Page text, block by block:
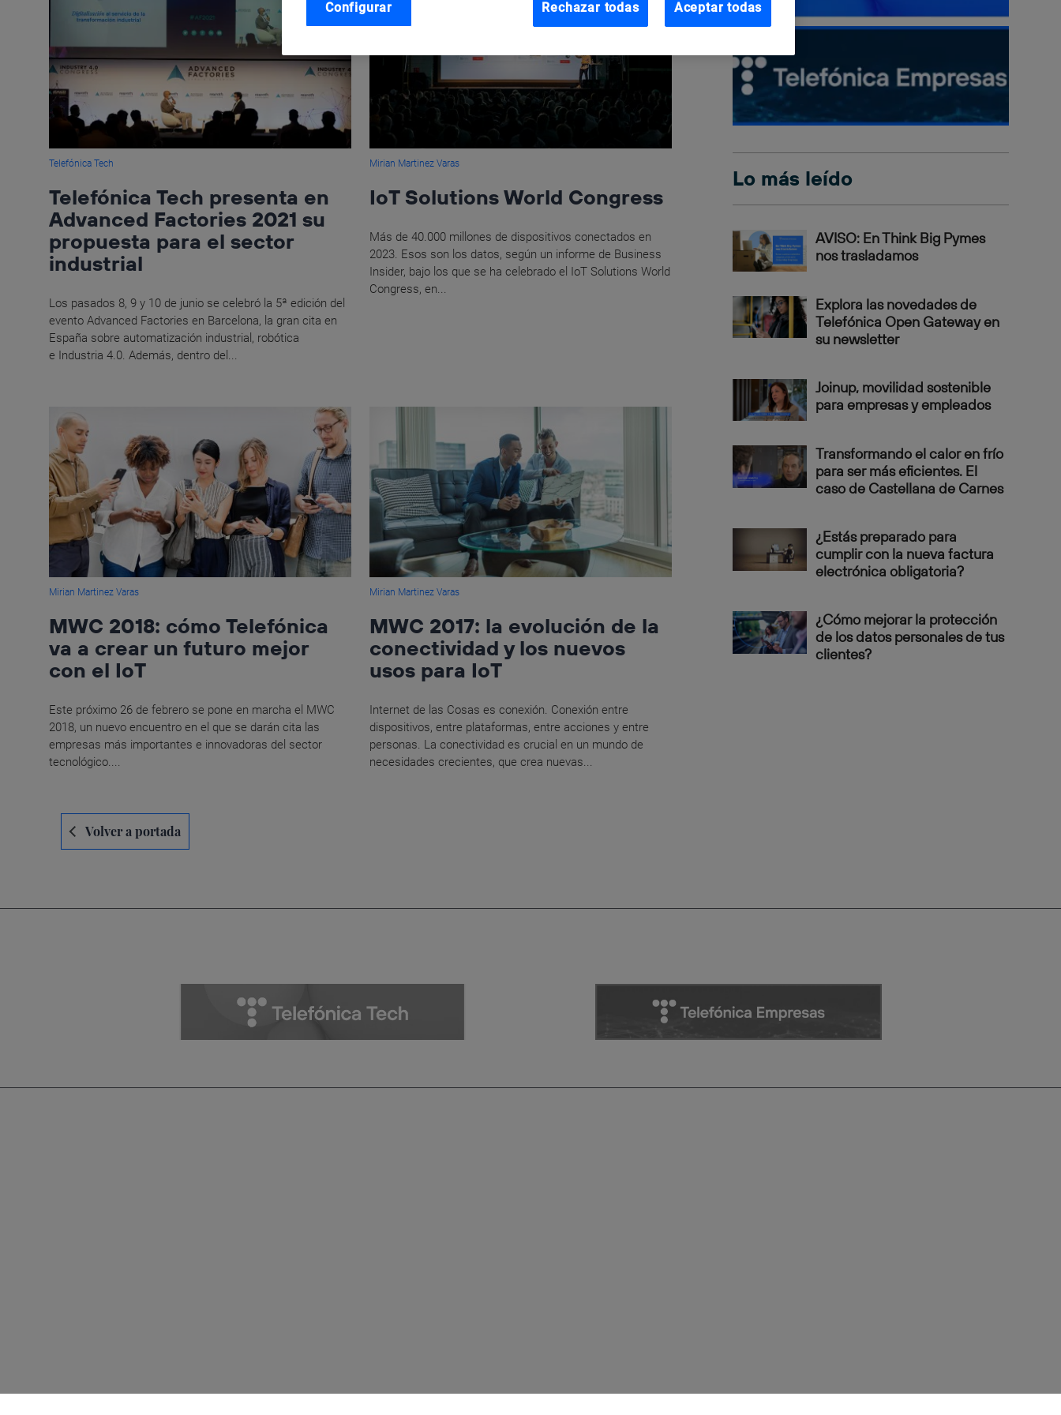
Telefónica Tech
Telefónica Tech presenta en
Advanced Factories 2021 su
propuesta para el sector
industrial
Los pasados 8, 9 y 10 de junio se celebró la 5ª edición del
evento Advanced Factories en Barcelona, la gran cita en
España sobre automatización industrial, robótica
e Industria 4.0. Además, dentro del...
Mirian Martinez Varas
IoT Solutions World Congress
Más de 40.000 millones de dispositivos conectados en
2023. Esos son los datos, según un informe de Business
Insider, bajo los que se ha celebrado el IoT Solutions World
Congress, en...
Mirian Martinez Varas
MWC 2018: cómo Telefónica
va a crear un futuro mejor
con el IoT
Este próximo 26 de febrero se pone en marcha el MWC
2018, un nuevo encuentro en el que se darán cita las
empresas más importantes e innovadoras del sector
tecnológico....
Mirian Martinez Varas
MWC 2017: la evolución de la
conectividad y los nuevos
usos para IoT
Internet de las Cosas es conexión. Conexión entre
dispositivos, entre plataformas, entre acciones y entre
personas. La conectividad es crucial en un mundo de
necesidades crecientes, que crea nuevas...
Navegación
de Volver a portada
Lo más leído
AVISO: En Think Big Pymes
nos trasladamos
Explora las novedades de
Telefónica Open Gateway en
su newsletter
Joinup, movilidad sostenible
para empresas y empleados
Transformando el calor en frío
para ser más eficientes. El
caso de Castellana de Carnes
¿Estás preparado para
cumplir con la nueva factura
electrónica obligatoria?
¿Cómo mejorar la protección
de los datos personales de tus
clientes?
Rechazar todas Aceptar todas
Configurar